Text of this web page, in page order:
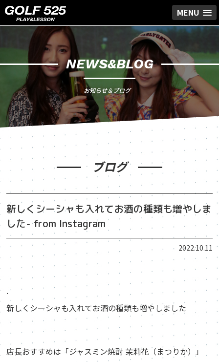
MENU
NEWS&BLOG
お知らせ＆ブログ
ブログ
新しくシーシャも入れてお酒の種類も増やしま
した- from Instagram
2022.10.11
.
新しくシーシャも入れてお酒の種類も増やしました
店長おすすめは「ジャスミン焼酎 茉莉花（まつりか）」